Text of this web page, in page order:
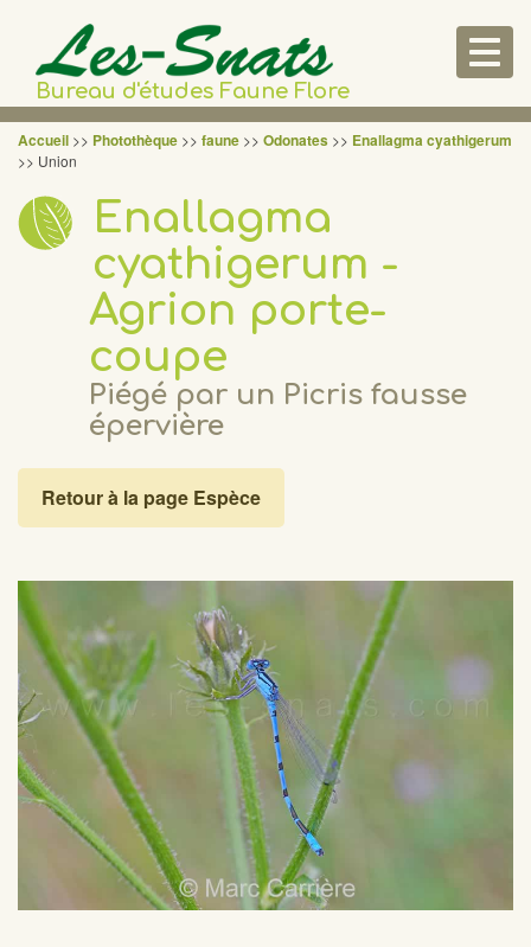
Bureau d'études Faune Flore
Accueil >> Photothèque >> faune >> Odonates >> Enallagma cyathigerum
>> Union
Enallagma
cyathigerum -
Agrion porte-
coupe
Piégé par un Picris fausse
épervière
Retour à la page Espèce